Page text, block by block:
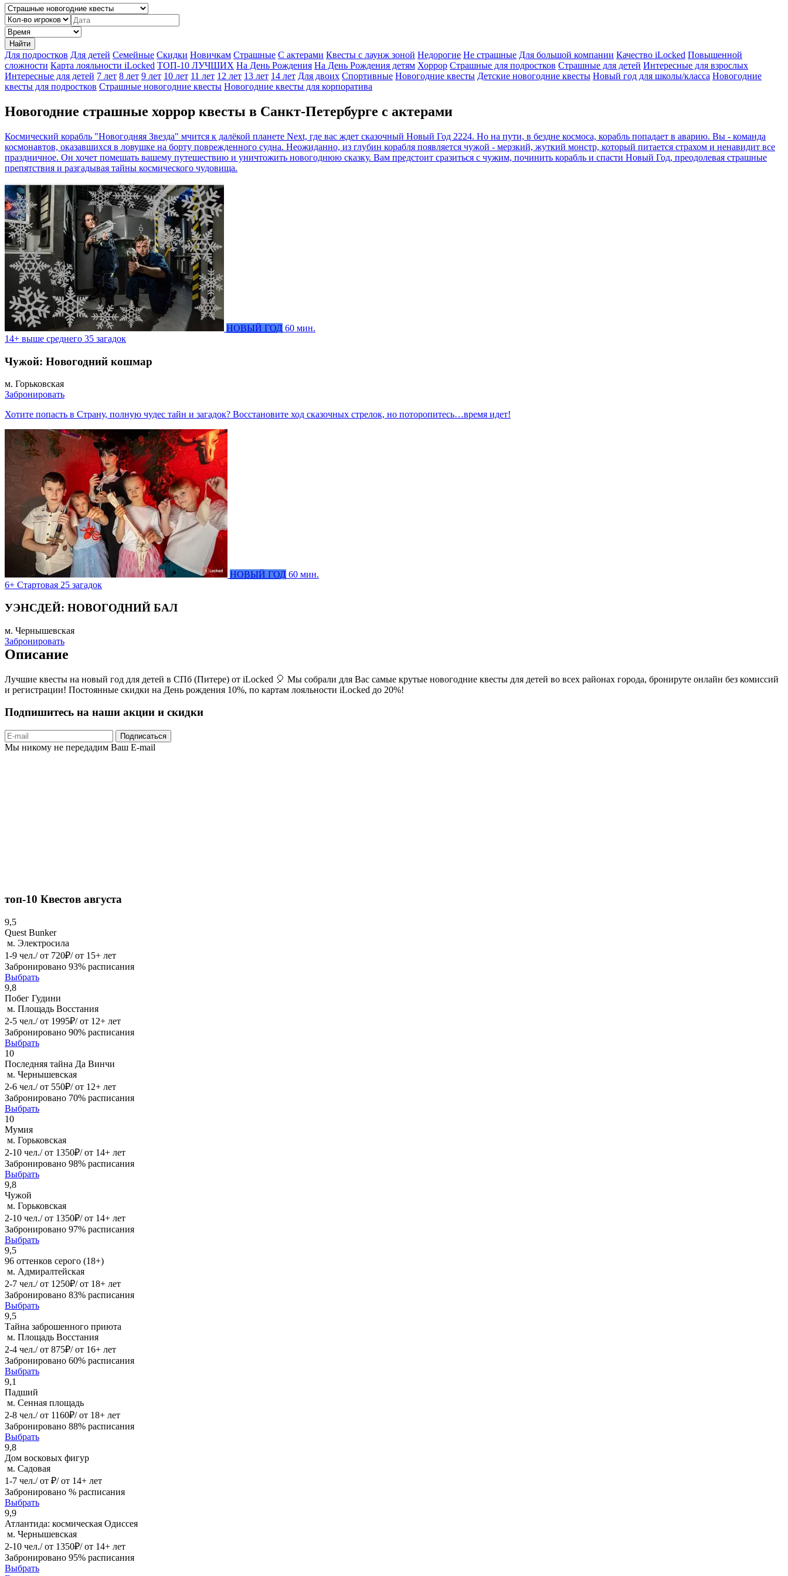
Найти
Для подростков Для детей Семейные Скидки Новичкам Страшные С актерами Квесты с лаунж зоной Недорогие Не страшные Для большой компании Качество iLocked Повышенной
сложности Карта лояльности iLocked ТОП-10 ЛУЧШИХ На День Рождения На День Рождения детям Хоррор Страшные для подростков Страшные для детей Интересные для взрослых
Интересные для детей 7 лет 8 лет 9 лет 10 лет 11 лет 12 лет 13 лет 14 лет Для двоих Спортивные Новогодние квесты Детские новогодние квесты Новый год для школы/класса Новогодние
квесты для подростков Страшные новогодние квесты Новогодние квесты для корпоратива
Новогодние страшные хоррор квесты в Санкт-Петербурге с актерами
Космический корабль "Новогодняя Звезда" мчится к далёкой планете Next, где вас ждет сказочный Новый Год 2224. Но на пути, в бездне космоса, корабль попадает в аварию. Вы - команда
космонавтов, оказавшихся в ловушке на борту поврежденного судна. Неожиданно, из глубин корабля появляется чужой - мерзкий, жуткий монстр, который питается страхом и ненавидит все
праздничное. Он хочет помешать вашему путешествию и уничтожить новогоднюю сказку. Вам предстоит сразиться с чужим, починить корабль и спасти Новый Год, преодолевая страшные
препятствия и разгадывая тайны космического чудовища.
НОВЫЙ ГОД 60 мин.
14+ выше среднего 35 загадок
Чужой: Новогодний кошмар
м. Горьковская
Забронировать
Хотите попасть в Страну, полную чудес тайн и загадок? Восстановите ход сказочных стрелок, но поторопитесь…время идет!
НОВЫЙ ГОД 60 мин.
6+ Стартовая 25 загадок
УЭНСДЕЙ: НОВОГОДНИЙ БАЛ
м. Чернышевская
Забронировать
Описание
Лучшие квесты на новый год для детей в СПб (Питере) от iLocked 🎈 Мы собрали для Вас самые крутые новогодние квесты для детей во всех районах города, бронируте онлайн без комиссий
и регистрации! Постоянные скидки на День рождения 10%, по картам лояльности iLocked до 20%!
Подпишитесь на наши акции и скидки
Подписаться
Мы никому не передадим Ваш E-mail
топ-10 Квестов августа
9,5
Quest Bunker
м. Электросила
1-9 чел./ от 720₽/ от 15+ лет
Забронировано 93% расписания
Выбрать
9,8
Побег Гудини
м. Площадь Восстания
2-5 чел./ от 1995₽/ от 12+ лет
Забронировано 90% расписания
Выбрать
10
Последняя тайна Да Винчи
м. Чернышевская
2-6 чел./ от 550₽/ от 12+ лет
Забронировано 70% расписания
Выбрать
10
Мумия
м. Горьковская
2-10 чел./ от 1350₽/ от 14+ лет
Забронировано 98% расписания
Выбрать
9,8
Чужой
м. Горьковская
2-10 чел./ от 1350₽/ от 14+ лет
Забронировано 97% расписания
Выбрать
9,5
96 оттенков серого (18+)
м. Адмиралтейская
2-7 чел./ от 1250₽/ от 18+ лет
Забронировано 83% расписания
Выбрать
9,5
Тайна заброшенного приюта
м. Площадь Восстания
2-4 чел./ от 875₽/ от 16+ лет
Забронировано 60% расписания
Выбрать
9,1
Падший
м. Сенная площадь
2-8 чел./ от 1160₽/ от 18+ лет
Забронировано 88% расписания
Выбрать
9,8
Дом восковых фигур
м. Садовая
1-7 чел./ от ₽/ от 14+ лет
Забронировано % расписания
Выбрать
9,9
Атлантида: космическая Одиссея
м. Чернышевская
2-10 чел./ от 1350₽/ от 14+ лет
Забронировано 95% расписания
Выбрать